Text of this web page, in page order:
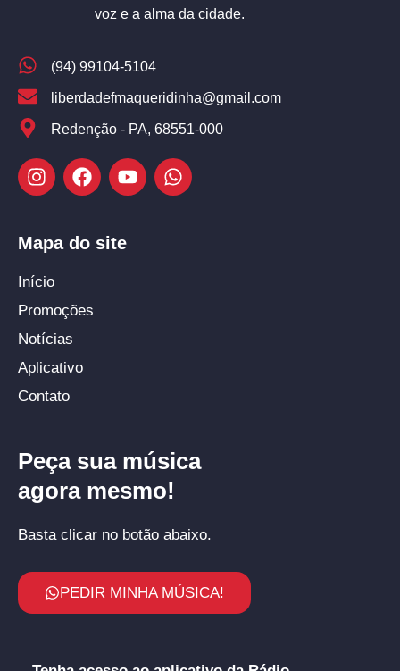
voz e a alma da cidade.
(94) 99104-5104
liberdadefmaqueridinha@gmail.com
Redenção - PA, 68551-000
Mapa do site
Início
Promoções
Notícias
Aplicativo
Contato
Peça sua música
agora mesmo!
Basta clicar no botão abaixo.
PEDIR MINHA MÚSICA!